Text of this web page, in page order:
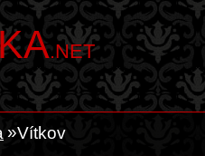
.NET
Vítkov